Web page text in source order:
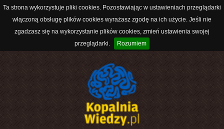
Ta strona wykorzystuje pliki cookies. Pozostawiając w ustawieniach przeglądarki
włączoną obsługę plików cookies wyrażasz zgodę na ich użycie. Jeśli nie
zgadzasz się na wykorzystanie plików cookies, zmień ustawienia swojej
przeglądarki.
Rozumiem